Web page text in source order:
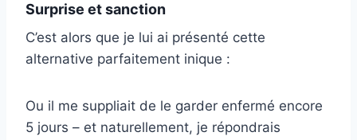
Surprise et sanction
C’est alors que je lui ai présenté cette
alternative parfaitement inique :
Ou il me suppliait de le garder enfermé encore
5 jours – et naturellement, je répondrais